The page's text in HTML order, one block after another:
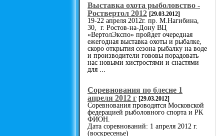
Выставка охота рыболовство -
Роствертол 2012 [29.03.2012]
19-22 апреля 2012г. пр. М.Нагибина,
30, г. Ростов-на-Дону ВЦ
«ВертолЭкспо» пройдет очередная
ежегодная выставка охоты и рыбалке,
скоро открытия сезона рыбалку на воде
и производители гововы порадовать
нас новыми хистростями и снастями
для ...
Cоревнования по блесне 1
апреля 2012 г [29.03.2012]
Соревнования проводятся Московской
федерацией рыболовного спорта и РК
ФИОН.
Дата соревнований: 1 апреля 2012 г.
(воскресенье)